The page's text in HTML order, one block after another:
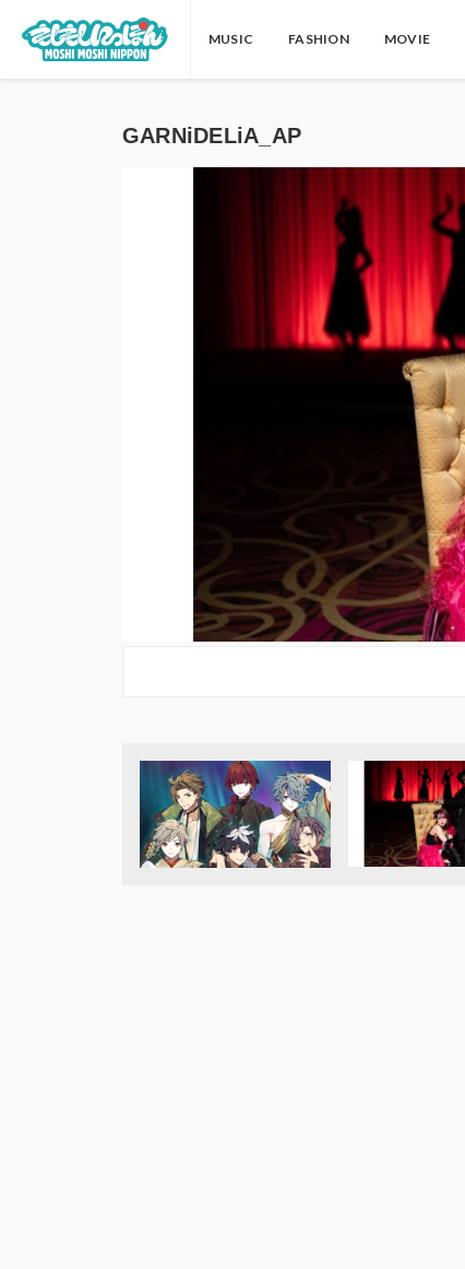
MUSIC FASHION MOVIE
GARNiDELiA_AP